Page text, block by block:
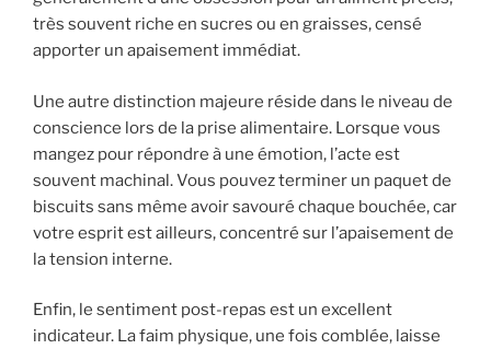
très souvent riche en sucres ou en graisses, censé
apporter un apaisement immédiat.
Une autre distinction majeure réside dans le niveau de
conscience lors de la prise alimentaire. Lorsque vous
mangez pour répondre à une émotion, l’acte est
souvent machinal. Vous pouvez terminer un paquet de
biscuits sans même avoir savouré chaque bouchée, car
votre esprit est ailleurs, concentré sur l’apaisement de
la tension interne.
Enfin, le sentiment post-repas est un excellent
indicateur. La faim physique, une fois comblée, laisse